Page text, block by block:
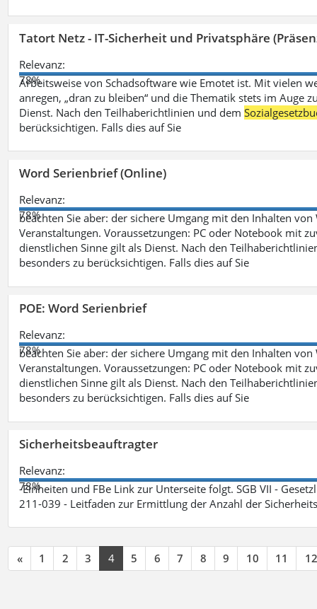
Tatort Netz - IT-Sicherheit und Privatsphäre
Relevanz:
78%
Arbeitsweise von Schadsoftware wie Emotet ist. Mit vielen
anregen, „dran zu bleiben“ und die Thematik stets im
Dienst. Nach den Teilhaberichtlinien und dem
berücksichtigen. Falls dies auf Sie
Word Serienbrief (Online)
Relevanz:
78%
beachten Sie aber: der sichere Umgang mit den Inhalten
Veranstaltungen. Voraussetzungen: PC oder Notebook mit
dienstlichen Sinne gilt als Dienst. Nach den
besonders zu berücksichtigen. Falls dies auf Sie
POE: Word Serienbrief
Relevanz:
78%
beachten Sie aber: der sichere Umgang mit den Inhalten
Veranstaltungen. Voraussetzungen: PC oder Notebook mit
dienstlichen Sinne gilt als Dienst. Nach den
besonders zu berücksichtigen. Falls dies auf Sie
Sicherheitsbeauftragter
Relevanz:
78%
-Einheiten und FBe Link zur Unterseite folgt. SGB VII -
211-039 - Leitfaden zur Ermittlung der Anzahl der
« 1 2 3 4 5 6 7 8 9 10 11 12